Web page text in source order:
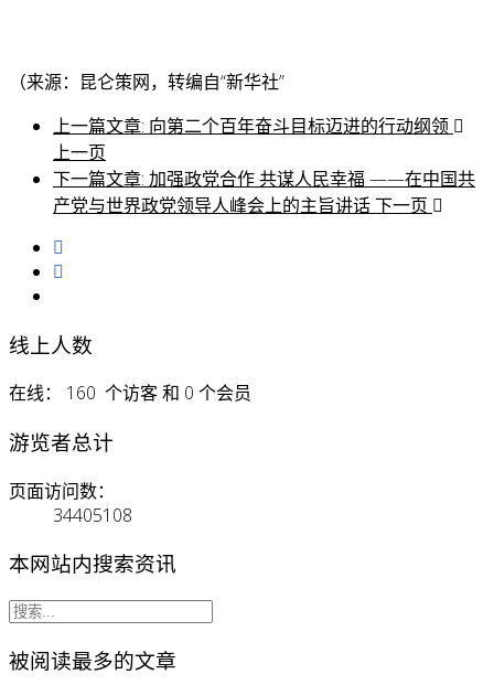
（来源：昆仑策网，转编自“新华社”
上一篇文章: 向第二个百年奋斗目标迈进的行动纲领
上一页
下一篇文章: 加强政党合作 共谋人民幸福 ——在中国共
产党与世界政党领导人峰会上的主旨讲话下一页
线上人数
在线： 160 个访客 和 0 个会员
游览者总计
页面访问数：
34405108
本网站内搜索资讯
被阅读最多的文章